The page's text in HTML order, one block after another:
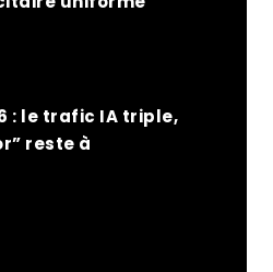
: le trafic IA triple,
reste à